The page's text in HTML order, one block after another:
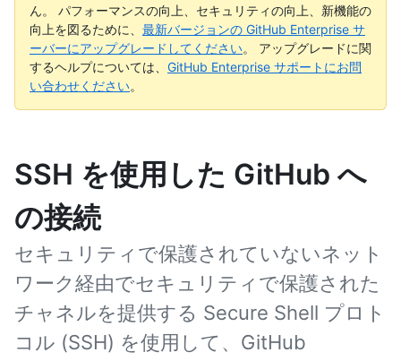
ん。 パフォーマンスの向上、セキュリティの向上、新機能の
向上を図るために、 最新バージョンの GitHub Enterprise サ
ーバーにアップグレードしてください。 アップグレードに関
するヘルプについては、 GitHub Enterprise サポートにお問
い合わせください。
SSH を使用した GitHub へ
の接続
セキュリティで保護されていないネット
ワーク経由でセキュリティで保護された
チャネルを提供する Secure Shell プロト
コル (SSH) を使用して、GitHub